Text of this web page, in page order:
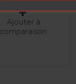
Ajouter à
comparaison